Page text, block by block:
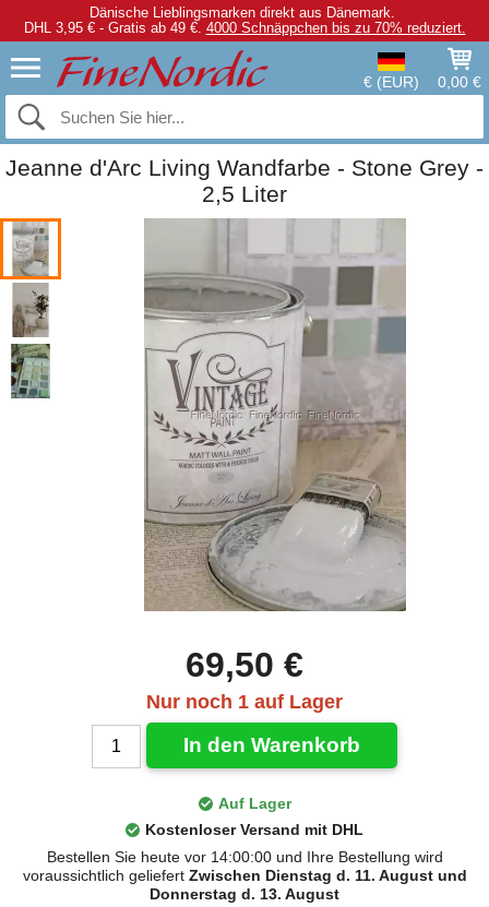
Dänische Lieblingsmarken direkt aus Dänemark.
DHL 3,95 € - Gratis ab 49 €. 4000 Schnäppchen bis zu 70% reduziert.
€ (EUR) 0,00 €
Jeanne d'Arc Living Wandfarbe - Stone Grey -
2,5 Liter
69,50 €
Nur noch 1 auf Lager
In den Warenkorb
Auf Lager
Kostenloser Versand mit DHL
Bestellen Sie heute vor 14:00:00 und Ihre Bestellung wird
voraussichtlich geliefert Zwischen Dienstag d. 11. August und
Donnerstag d. 13. August